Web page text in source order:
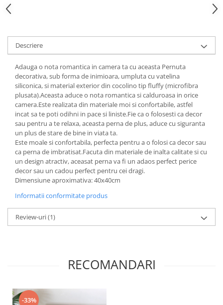
Descriere
Adauga o nota romantica in camera ta cu aceasta Pernuta
decorativa, sub forma de inimioara, umpluta cu vatelina
siliconica, si material exterior din cocolino tip fluffy (microfibra
plusata).Aceasta aduce o nota romantica si calduroasa in orice
camera.Este realizata din materiale moi si confortabile, astfel
incat sa te poti odihni in pace si liniste.Fie ca o folosesti ca decor
sau pentru a te relaxa, aceasta perna de plus, aduce cu siguranta
un plus de stare de bine in viata ta.
Este moale si confortabila, perfecta pentru a o folosi ca decor sau
ca perna de imbratisat.Facuta din materiale de inalta calitate si cu
un design atractiv, aceasat perna va fi un adaos perfect perice
decor sau un cadou perfect pentru cei dragi.
Dimensiune aproximativa: 40x40cm
Informatii conformitate produs
Review-uri(1)
RECOMANDARI
-33%